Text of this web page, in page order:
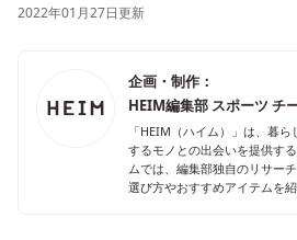
2022年01月27日更新
企画・制作：
HEIM編集部 スポーツ チ
「HEIM（ハイム）」は、暮
するモノとの出会いを提供す
ムでは、編集部独自のリサー
選び方やおすすめアイテムを紹